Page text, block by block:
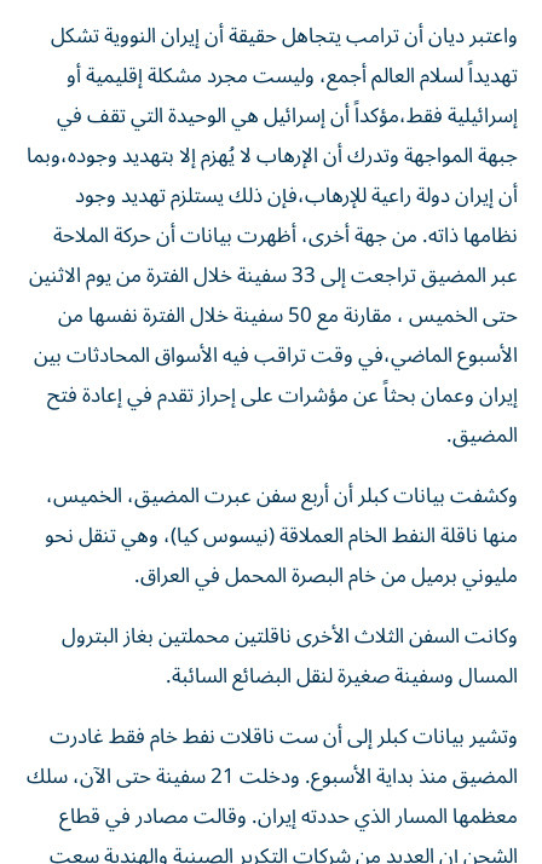
واعتبر ديان أن ترامب يتجاهل حقيقة أن إيران النووية تشكل
تهديداً لسلام العالم أجمع، وليست مجرد مشكلة إقليمية أو
إسرائيلية فقط،مؤكداً أن إسرائيل هي الوحيدة التي تقف في
جبهة المواجهة وتدرك أن الإرهاب لا يُهزم إلا بتهديد وجوده،وبما
أن إيران دولة راعية للإرهاب،فإن ذلك يستلزم تهديد وجود
نظامها ذاته. من جهة أخرى، أظهرت بيانات أن حركة الملاحة
عبر المضيق تراجعت إلى 33 سفينة خلال الفترة من يوم الاثنين
حتى الخميس ، مقارنة مع 50 سفينة خلال الفترة نفسها من
الأسبوع الماضي،​في وقت تراقب فيه الأسواق المحادثات بين
إيران وعمان بحثاً ‌عن مؤشرات على إحراز ‌تقدم في إعادة فتح
المضيق.
وكشفت بيانات كبلر أن أربع سفن عبرت المضيق، الخميس،
منها ناقلة النفط الخام العملاقة (نيسوس ‌كيا)، وهي تنقل نحو
مليوني برميل من خام البصرة المحمل في العراق.
وكانت السفن الثلاث الأخرى ناقلتين محملتين بغاز البترول
المسال وسفينة صغيرة لنقل البضائع السائبة.
وتشير بيانات كبلر إلى أن ست ناقلات نفط خام فقط غادرت
المضيق منذ بداية الأسبوع. ودخلت 21 سفينة حتى الآن، سلك
معظمها المسار الذي حددته إيران. وقالت مصادر في قطاع